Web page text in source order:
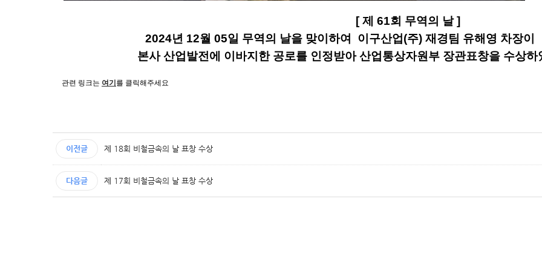
[제 61회 무역의 날]
2024년 12월 05일 무역의 날을 맞이하여 이구산업 (주) 재경팀 유해영 차장이
본사 산업발전에 이바지한 공로를 인정받아산업통상자원부 장관표창을 수상하
관련 링크는 여기 를 클릭해주세요
이전글 제 18회 비철금속의 날 표창 수상
다음글 제 17회 비철금속의 날 표창 수상